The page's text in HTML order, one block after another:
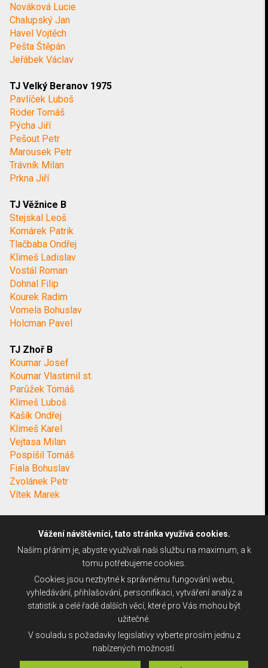
Nováková Lucie
Chalupský Jan
Havel Vojtěch
Pešta Štěpán
Jeřábek Václav
TJ Velký Beranov 1975
Pavlíček Luboš
Röder Tomáš
Pýcha Jiří
Pešout Petr
Marousek Petr
Trávník Milan
Prkna Jiří
TJ Věžnice B
Stejskal Leoš
Komárek Patrik
Tlačbaba Ondřej
Klimeš Ladislav
Vostál Roman
Dohnal Filip
Kourek Radim
Vomela Bohuslav
Holcman Pavel
TJ Zhoř B
Koumar Josef
Koumar Vlastimil st.
Parůžek Tomáš
Klimeš Luboš
Kašík Ondřej
Klimeš Karel
Vejtasa Milan
Pospíšil Tomáš
Fiala Bohuslav
Zvolánek Petr
Vítek Marek
Vážení návštěvníci, tato stránka využívá cookies.
Naším přáním je, abyste využívali naši službu na maximum, a k
tomu potřebujeme cookies.
Cookies jsou nezbytné k správnému fungování webu,
vyhledávání, přihlašování, personifikaci, vytváření analýz a
statistik a celé řadě dalších věcí, které pro Vás mohou být
užitečné.
V souladu s požadavky legislativy vyberte prosím jednu z
nabízených možností.